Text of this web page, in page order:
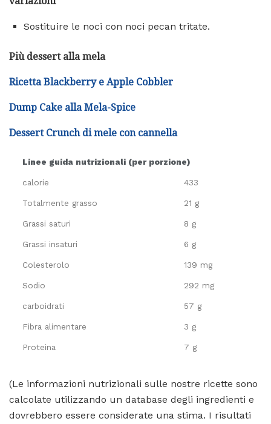
Sostituire le noci con noci pecan tritate.
Più dessert alla mela
Ricetta Blackberry e Apple Cobbler
Dump Cake alla Mela-Spice
Dessert Crunch di mele con cannella
Linee guida nutrizionali (per porzione)
calorie 433
Totalmente grasso 21 g
Grassi saturi 8 g
Grassi insaturi 6 g
Colesterolo 139 mg
Sodio 292 mg
carboidrati 57 g
Fibra alimentare 3 g
Proteina 7 g
(Le informazioni nutrizionali sulle nostre ricette sono
calcolate utilizzando un database degli ingredienti e
dovrebbero essere considerate una stima. I risultati